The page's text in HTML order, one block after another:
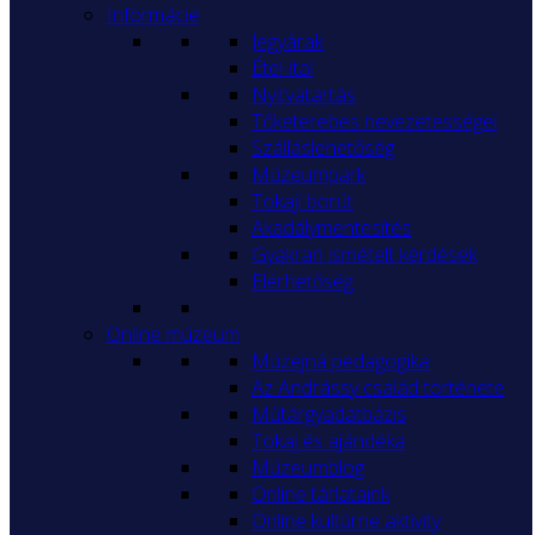
Informácie
Jegyárak
Étel-ital
Nyitvatartás
Tőketerebes nevezetességei
Szálláslehetőség
Múzeumpark
Tokaji borút
Akadálymentesítés
Gyakran ismételt kérdések
Elérhetőség
Online múzeum
Múzejná pedagogika
Az Andrássy család története
Műtárgyadatbázis
Tokaj és ajándéka
Múzeumblog
Online tárlataink
Online kultúrne aktivity